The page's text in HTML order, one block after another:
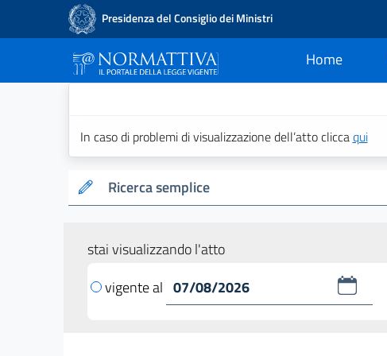
Presidenza del Consiglio dei Ministri
Home
current
In caso di problemi di visualizzazione dell’atto cliccaqui
Ricerca semplice
stai visualizzando l'atto
vigente al